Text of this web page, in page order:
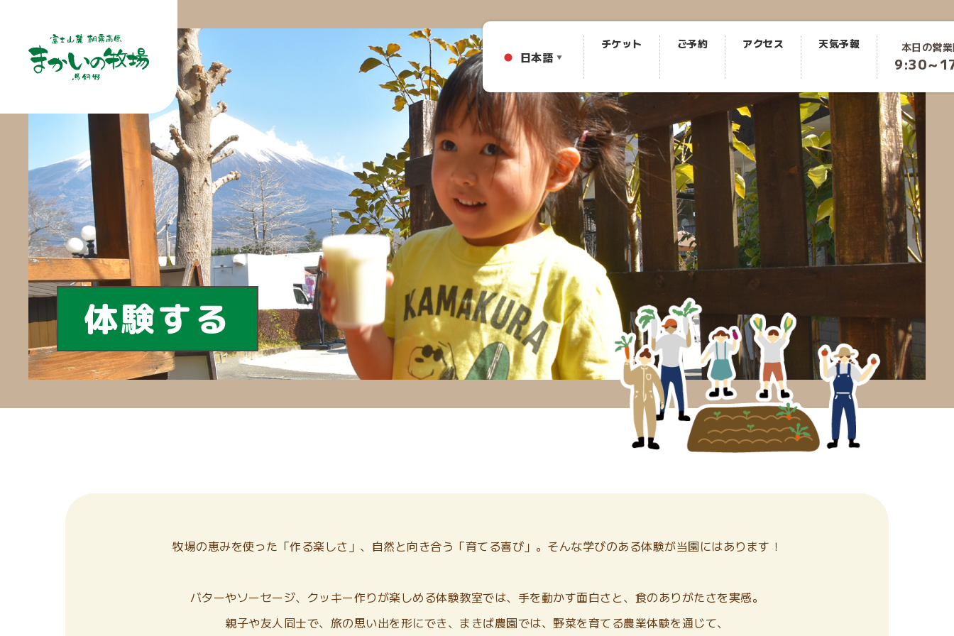
日本語 ▼
チケット ご予約 アクセス 天気予報 本日の営
9:30～
体験する
牧場の恵みを使った「作る楽しさ」、自然と向き合う「育てる喜び」。そんな学びのある体験が当園にはあります！
バターやソーセージ、クッキー作りが楽しめる体験教室では、手を動かす面白さと、食のありがたさを実感。
親子や友人同士で、旅の思い出を形にでき、まきば農園では、野菜を育てる農業体験を通じて、